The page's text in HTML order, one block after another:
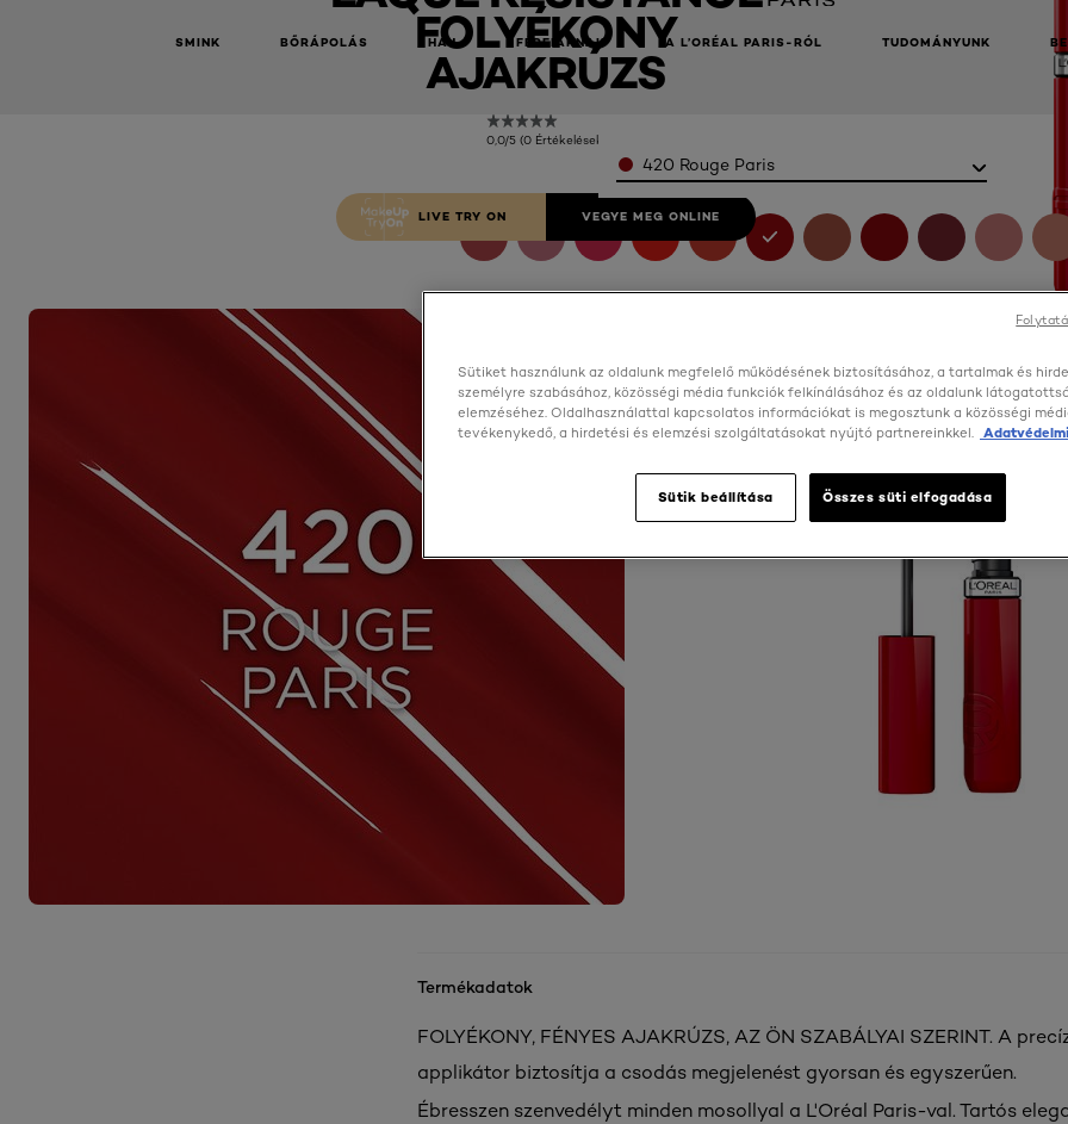
SMINK BŐRÁPOLÁS HAJ FÉRFIAKNAK A L’ORÉAL PARIS-RÓL TUDOMÁNYUNK
FOLYÉKONY
AJAKRÚZS
0,0/5 (0 Értékelések)
LIVE TRY ON VEGYE MEG ONLINE
Color420 Rouge Paris
Termékadatok
FOLYÉKONY, FÉNYES AJAKRÚZS, AZ ÖN SZABÁLYAI SZERINT. A
applikátor biztosítja a csodás megjelenést gyorsan és egyszerűen.
Ébresszen szenvedélyt minden mosollyal a L'Oréal Paris-val. Tartós
Sütiket használunk az oldalunk megfelelő működésének biztosításához, a tartalmak és
személyre szabásához, közösségi média funkciók felkínálásához és az oldalunk
elemzéséhez. Oldalhasználattal kapcsolatos információkat is megosztunk a közösségi
tevékenykedő, a hirdetési és elemzési szolgáltatásokat nyújtó partnereinkkel.
Sütik beállítása Összes süti elfogadása